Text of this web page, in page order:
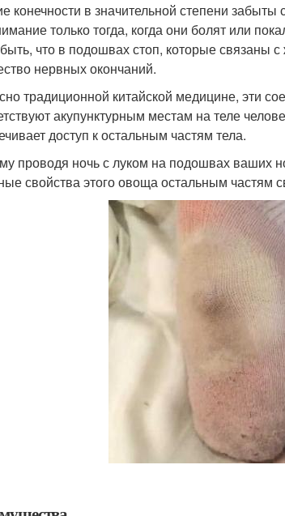
конечности в значительной степени
только тогда, когда они болят или
что в подошвах стоп, которые связаны
нервных окончаний.
традиционной китайской медицине, эти
акупунктурным местам на теле
доступ к остальным частям тела.
проводя ночь с луком на подошвах ваших
свойства этого овоща остальным частям